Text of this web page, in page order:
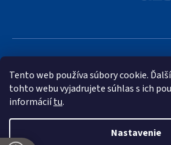
Tento web používa súbory cookie.
tohto webu vyjadrujete súhlas s ich
informáciítu.
Nastavenie
Obľúbené spôsoby platby: